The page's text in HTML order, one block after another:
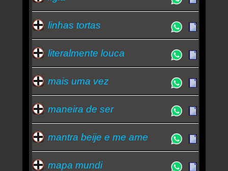
linhas tortas
literalmente louca
mais uma vez
maneira de ser
mantra beije e me ame
mapa mundi